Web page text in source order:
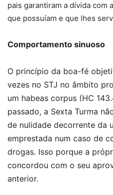
pais garantiram a dívida com
que possuíam e que lhes
Comportamento sinuoso
O princípio da boa-fé
vezes no STJ no âmbito
um habeas corpus (HC
passado, a Sexta Turma
de nulidade decorrente da
emprestada num caso de
drogas. Isso porque a
concordou com o seu
anterior.